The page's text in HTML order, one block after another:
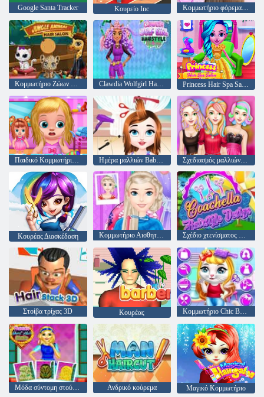
Google Santa Tracker Κουρείο Inc Κομμωτήριο φόρεμα μέχρι κορίτσι
Κομμωτήριο Ζώων Ζούγκλας Clawdia Wolfgirl Hairstyle Πρόκληση Princess Hair Spa Salon
Παιδικό Κομμωτήριο Babysitter Ημέρα μαλλιών Baby Taylor Σχεδιασμός μαλλιών μόδας βαφής
Κουρέας Διασκέδαση Κομμωτήριο Αισθητικής Σχέδιο χτενίσματος Coachella
Στοίβα τρίχας 3D Κουρέας Κομμωτήριο Chic Baby Kitty
Μόδα σύντομη στούντιο μαλλιών Ανδρικό κούρεμα Μαγικό Κομμωτήριο